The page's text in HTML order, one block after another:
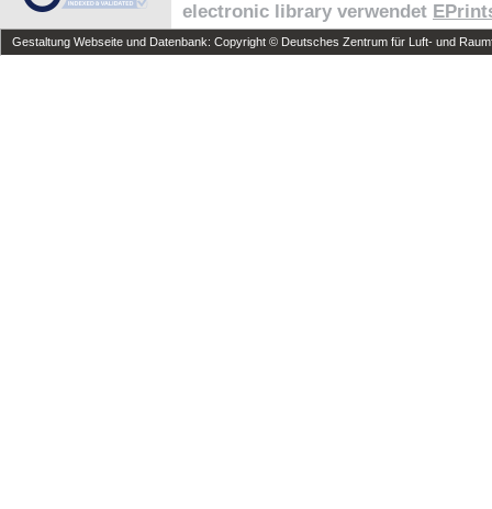
electronic library verwendet
Gestaltung Webseite und Datenbank: Copyright © Deutsches Zentrum für Luft- und